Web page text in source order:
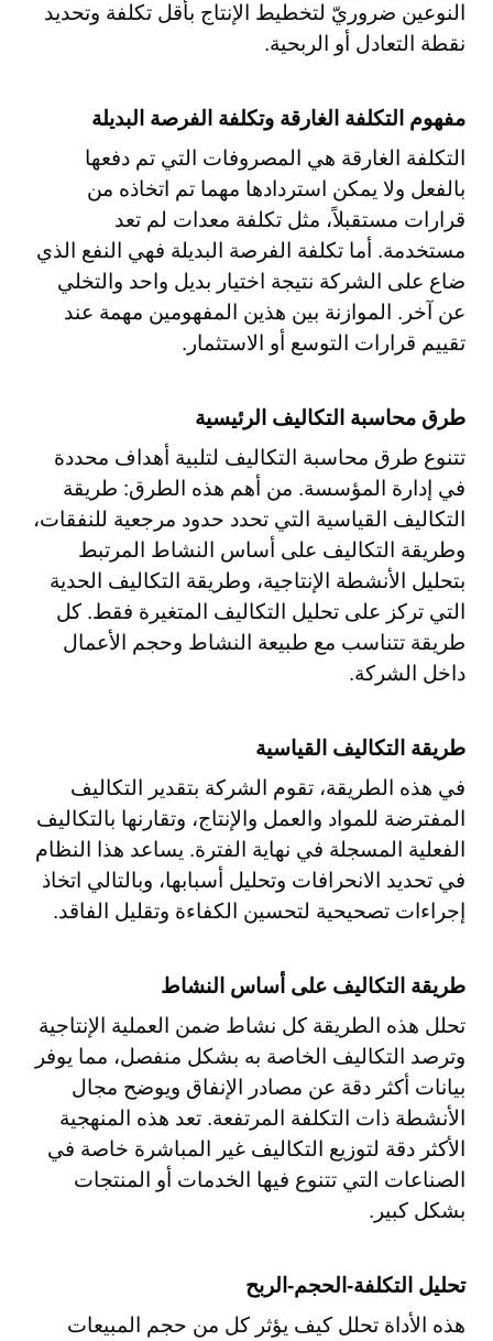
النوعين ضروريّ لتخطيط الإنتاج بأقل تكلفة وتحديد
نقطة التعادل أو الربحية.
مفهوم التكلفة الغارقة وتكلفة الفرصة البديلة
التكلفة الغارقة هي المصروفات التي تم دفعها
بالفعل ولا يمكن استردادها مهما تم اتخاذه من
قرارات مستقبلاً، مثل تكلفة معدات لم تعد
مستخدمة. أما تكلفة الفرصة البديلة فهي النفع الذي
ضاع على الشركة نتيجة اختيار بديل واحد والتخلي
عن آخر. الموازنة بين هذين المفهومين مهمة عند
تقييم قرارات التوسع أو الاستثمار.
طرق محاسبة التكاليف الرئيسية
تتنوع طرق محاسبة التكاليف لتلبية أهداف محددة
في إدارة المؤسسة. من أهم هذه الطرق: طريقة
التكاليف القياسية التي تحدد حدود مرجعية للنفقات،
وطريقة التكاليف على أساس النشاط المرتبط
بتحليل الأنشطة الإنتاجية، وطريقة التكاليف الحدية
التي تركز على تحليل التكاليف المتغيرة فقط. كل
طريقة تتناسب مع طبيعة النشاط وحجم الأعمال
داخل الشركة.
طريقة التكاليف القياسية
في هذه الطريقة، تقوم الشركة بتقدير التكاليف
المفترضة للمواد والعمل والإنتاج، وتقارنها بالتكاليف
الفعلية المسجلة في نهاية الفترة. يساعد هذا النظام
في تحديد الانحرافات وتحليل أسبابها، وبالتالي اتخاذ
إجراءات تصحيحية لتحسين الكفاءة وتقليل الفاقد.
طريقة التكاليف على أساس النشاط
تحلل هذه الطريقة كل نشاط ضمن العملية الإنتاجية
وترصد التكاليف الخاصة به بشكل منفصل، مما يوفر
بيانات أكثر دقة عن مصادر الإنفاق ويوضح مجال
الأنشطة ذات التكلفة المرتفعة. تعد هذه المنهجية
الأكثر دقة لتوزيع التكاليف غير المباشرة خاصة في
الصناعات التي تتنوع فيها الخدمات أو المنتجات
بشكل كبير.
تحليل التكلفة-الحجم-الربح
هذه الأداة تحلل كيف يؤثر كل من حجم المبيعات